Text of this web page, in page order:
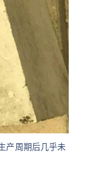
产周期后几乎未